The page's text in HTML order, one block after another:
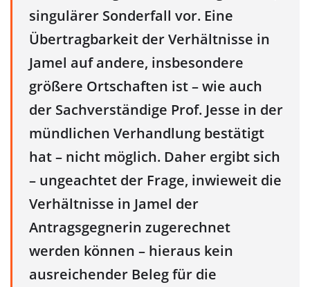
singulärer Sonderfall vor. Eine
Übertragbarkeit der Verhältnisse in
Jamel auf andere, insbesondere
größere Ortschaften ist – wie auch
der Sachverständige Prof. Jesse in der
mündlichen Verhandlung bestätigt
hat – nicht möglich. Daher ergibt sich
– ungeachtet der Frage, inwieweit die
Verhältnisse in Jamel der
Antragsgegnerin zugerechnet
werden können – hieraus kein
ausreichender Beleg für die